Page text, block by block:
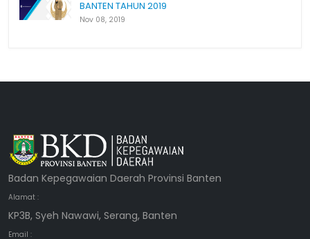
BANTEN TAHUN 2019
Nov 08, 2019
Badan Kepegawaian Daerah Provinsi Banten
Alamat :
KP3B, Syeh Nawawi, Serang, Banten
Email :